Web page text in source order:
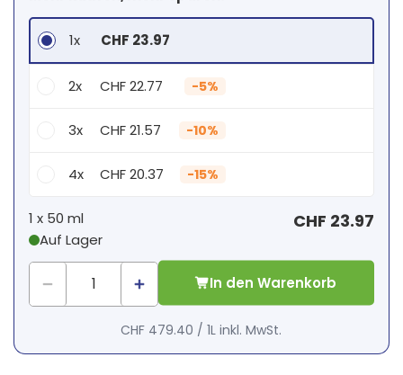
1x CHF 23.97
2x CHF 22.77 -5%
3x CHF 21.57 -10%
4x CHF 20.37 -15%
1x CHF 0.00
1 x 50 ml
Auf Lager
CHF 23.97
In den Warenkorb
CHF 479.40 /1L inkl. MwSt.